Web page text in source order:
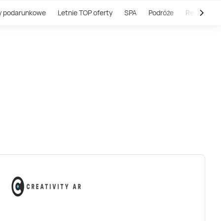
podarunkowe Letnie TOP oferty SPA Podróże